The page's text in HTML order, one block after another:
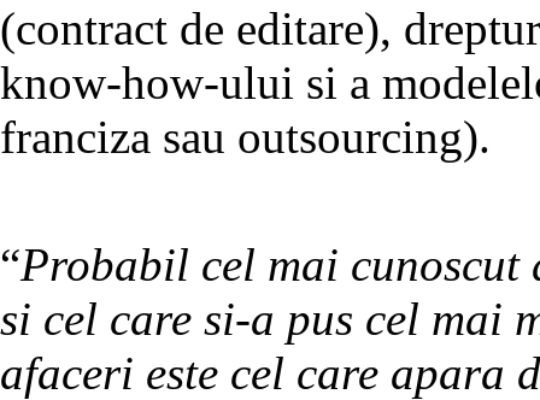
(contract de editare),
know-how-ului si a
franciza sau outsourcing).
“Probabil cel mai
si cel care si-a pus cel mai
afaceri este cel care apara